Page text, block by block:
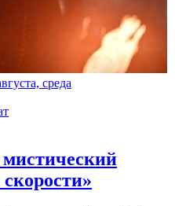
среда